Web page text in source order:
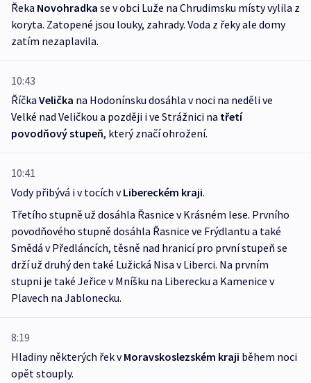
Řeka Novohradka se v obci Luže na Chrudimsku místy vylila z
koryta. Zatopené jsou louky, zahrady. Voda z řeky ale domy
zatím nezaplavila.
10:43
Říčka Velička na Hodonínsku dosáhla v noci na neděli ve
Velké nad Veličkou a později i ve Strážnici na třetí
povodňový stupeň, který značí ohrožení.
10:41
Vody přibývá i v tocích vLibereckém kraji.
Třetího stupně už dosáhla Řasnice v Krásném lese. Prvního
povodňového stupně dosáhla Řasnice ve Frýdlantu a také
Smědá v Předláncích, těsně nad hranicí pro první stupeň se
drží už druhý den také Lužická Nisa v Liberci. Na prvním
stupni je také Jeřice v Mníšku na Liberecku a Kamenice v
Plavech na Jablonecku.
8:19
Hladiny některých řek vMoravskoslezském kraji během noci
opět stouply.